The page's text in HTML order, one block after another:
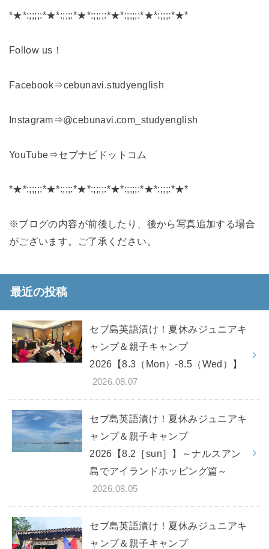
*★*:;;;;:*★*:;;;:*★*:;;;;:*★*:;;;;:*★*:;;;:*★*
Follow us！
Facebook⇒cebunavi.studyenglish
Instagram⇒@cebunavi.com_studyenglish
YouTube⇒セブナビドットコム
*★*:;;;;:*★*:;;;:*★*:;;;;:*★*:;;;;:*★*:;;;:*★*
※ブログの内容が前後したり、後から写真追加する場合
がございます。ご了承ください。
最近の投稿
セブ島英語漬け！夏休みジュニアキ
ャンプ＆親子キャンプ
2026【8.3（Mon）-8.5（Wed）】
2026.08.07
セブ島英語漬け！夏休みジュニアキ
ャンプ＆親子キャンプ
2026【8.2［sun］】～ナルスアン
島でアイランドホッピング篇～
2026.08.05
セブ島英語漬け！夏休みジュニアキ
ャンプ＆親子キャンプ